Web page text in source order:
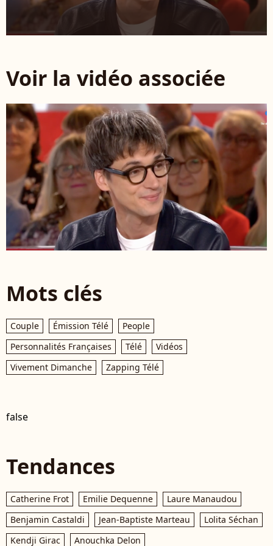
Voir la vidéo associée
Mots clés
Couple Émission Télé
People
Personnalités Françaises
Télé
Vidéos
Vivement Dimanche
Zapping Télé
false
Tendances
Catherine Frot Emilie Dequenne
Laure Manaudou
Benjamin Castaldi
Jean-Baptiste Marteau
Lolita Séchan
Kendji Girac
Anouchka Delon